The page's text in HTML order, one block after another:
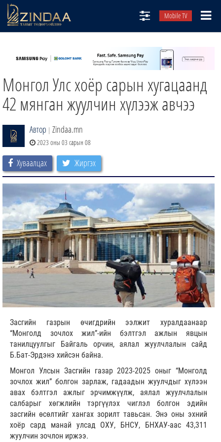
Mobile TV
ТВ8
ӨГЛӨӨНИЙ СОНИН
АУДИО ЗОХИОЛ
Монгол Улс хоёр сарын хугацаанд
42 мянган жуулчин хүлээж авчээ
Автор | Zindaa.mn
2023 оны 03 сарын 08
Хуваалцах Жиргэх
Засгийн газрын өчигдрийн ээлжит хуралдаанаар
“Монголд зочлох жил”-ийн бэлтгэл ажлын явцын
танилцуулгыг Байгаль орчин, аялал жуулчлалын сайд
Б.Бат-Эрдэнэ хийсэн байна.
Монгол Улсын Засгийн газар 2023-2025 оныг “Монголд
зочлох жил” болгон зарлаж, гадаадын жуулчдыг хүлээн
авах бэлтгэл ажлыг эрчимжүүлж, аялал жуулчлалын
салбарыг хөгжлийн тэргүүлэх чиглэл болгон эдийн
засгийн өсөлтийг хангах зорилт тавьсан. Энэ оны эхний
хоёр сард манай улсад ОХУ, БНСУ, БНХАУ-аас 43,311
жуулчин зочлон иржээ.